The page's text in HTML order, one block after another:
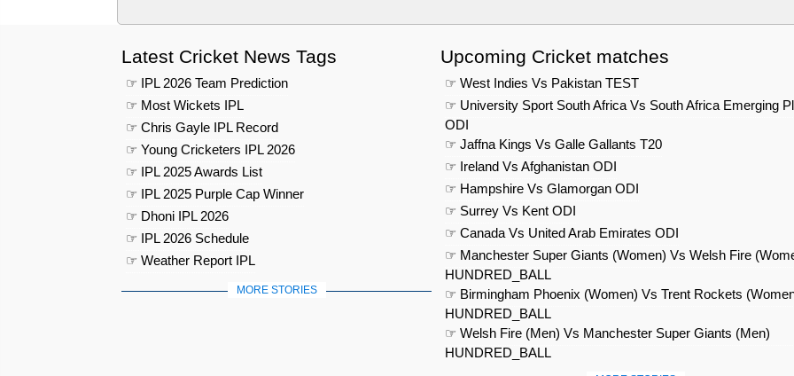
Latest Cricket News Tags
☞ IPL 2026 Team Prediction
☞ Most Wickets IPL
☞ Chris Gayle IPL Record
☞ Young Cricketers IPL 2026
☞ IPL 2025 Awards List
☞ IPL 2025 Purple Cap Winner
☞ Dhoni IPL 2026
☞ IPL 2026 Schedule
☞ Weather Report IPL
MORE STORIES
Upcoming Cricket matches
☞ West Indies Vs Pakistan TEST
☞ University Sport South Africa Vs South Africa Emerging
ODI
☞ Jaffna Kings Vs Galle Gallants T20
☞ Ireland Vs Afghanistan ODI
☞ Hampshire Vs Glamorgan ODI
☞ Surrey Vs Kent ODI
☞ Canada Vs United Arab Emirates ODI
☞ Manchester Super Giants (Women) Vs Welsh Fire
HUNDRED_BALL
☞ Birmingham Phoenix (Women) Vs Trent Rockets
HUNDRED_BALL
☞ Welsh Fire (Men) Vs Manchester Super Giants (Men)
HUNDRED_BALL